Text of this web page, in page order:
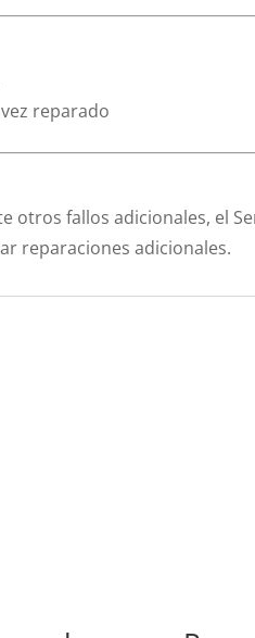
reparado
otros fallos adicionales, el
reparaciones adicionales.